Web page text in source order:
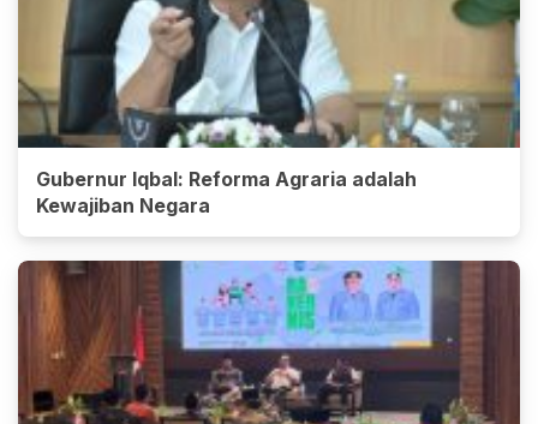
Gubernur Iqbal: Reforma Agraria adalah
Kewajiban Negara